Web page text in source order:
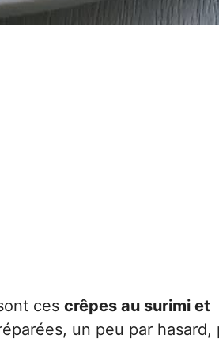
ces crêpes au surimi et
un peu par hasard,